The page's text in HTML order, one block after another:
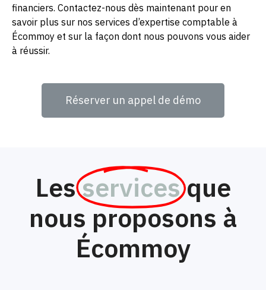
financiers. Contactez-nous dès maintenant pour en
savoir plus sur nos services d’expertise comptable à
Écommoy et sur la façon dont nous pouvons vous aider
à réussir.
Réserver un appel de démo
Lesservices que
nous proposons à
Écommoy